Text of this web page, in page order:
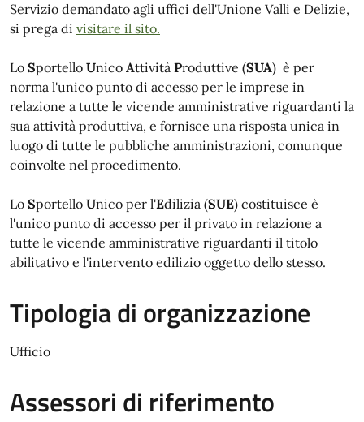
Servizio demandato agli uffici dell'Unione Valli e Delizie,
si prega di visitare il sito.
Lo Sportello Unico Attività Produttive (SUA) è per
norma l'unico punto di accesso per le imprese in
relazione a tutte le vicende amministrative riguardanti la
sua attività produttiva, e fornisce una risposta unica in
luogo di tutte le pubbliche amministrazioni, comunque
coinvolte nel procedimento.
Lo Sportello Unico per l'Edilizia (SUE) costituisce è
l'unico punto di accesso per il privato in relazione a
tutte le vicende amministrative riguardanti il titolo
abilitativo e l'intervento edilizio oggetto dello stesso.
Tipologia di organizzazione
Ufficio
Assessori di riferimento